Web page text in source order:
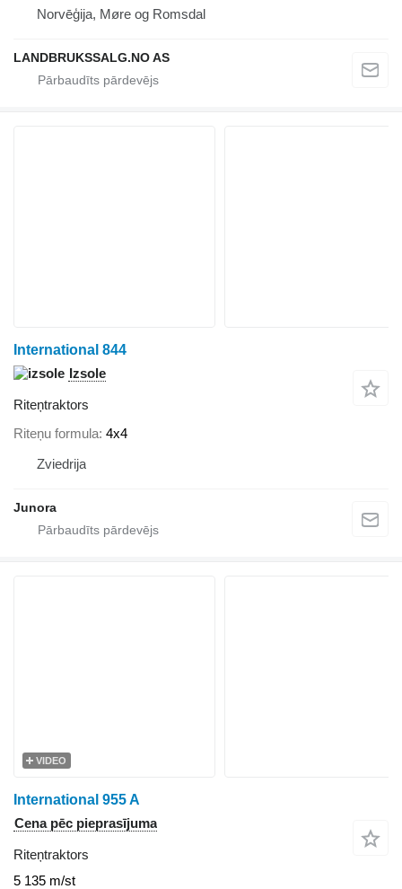
Norvēģija, Møre og Romsdal
LANDBRUKSSALG.NO AS
International 844
Izsole
Riteņtraktors
Riteņu formula 4x4
Zviedrija
Junora
VIDEO
International 955 A
Cena pēc pieprasījuma
Riteņtraktors
5 135 m/st